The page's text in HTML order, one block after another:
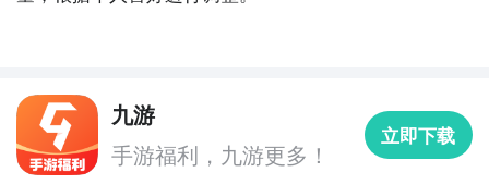
九游
手游福利，九游更多！
立即下载